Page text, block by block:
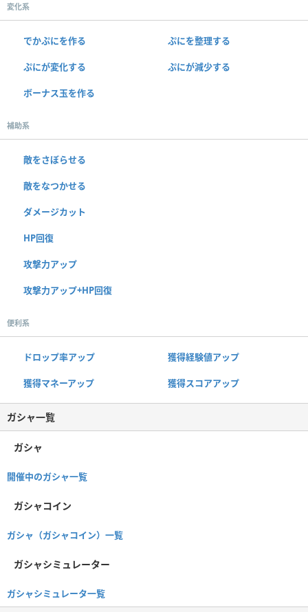
変化系
でかぷにを作る ぷにを整理する
ぷにが変化する ぷにが減少する
ボーナス玉を作る
補助系
敵をさぼらせる
敵をなつかせる
ダメージカット
HP回復
攻撃力アップ
攻撃力アップ+HP回復
便利系
ドロップ率アップ 獲得経験値アップ
獲得マネーアップ 獲得スコアアップ
ガシャ一覧
ガシャ
開催中のガシャ一覧
ガシャコイン
ガシャ（ガシャコイン）一覧
ガシャシミュレーター
ガシャシミュレータ一覧